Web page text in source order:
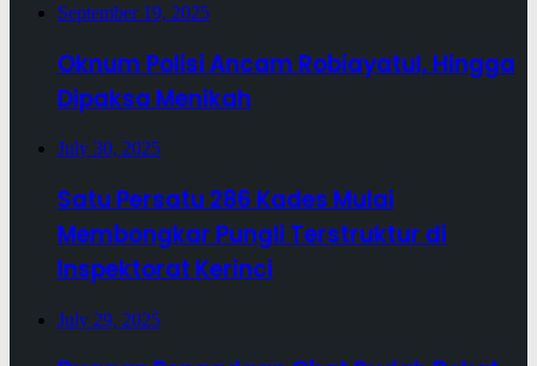
September 19, 2025
Oknum Polisi Ancam Robiayatul, Hingga
Dipaksa Menikah
July 30, 2025
Satu Persatu 286 Kades Mulai
Membongkar Pungli Terstruktur di
Inspektorat Kerinci
July 29, 2025